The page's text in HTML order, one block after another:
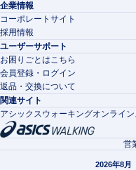
企業情報
コーポレートサイト
採用情報
ユーザーサポート
お困りごとはこちら
会員登録・ログイン
返品・交換について
関連サイト
アシックスウォーキングオンライ
営
2026年8月